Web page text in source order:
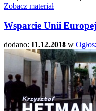
Zobacz materiał
Wsparcie Unii
dodano: 11.12.2018 w